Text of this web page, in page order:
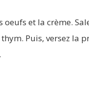
et la crème.
Puis, versez la